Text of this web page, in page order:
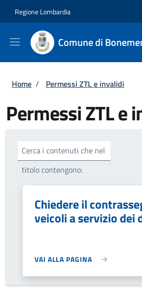
Regione Lombardia
Comune di
Briciole di pane
Home / Permessi ZTL e invalidi
Permessi ZTL e
Cerca i contenuti che nel
titolo contengono:
Chiedere il
veicoli a servizio dei
VAI ALLA PAGINA